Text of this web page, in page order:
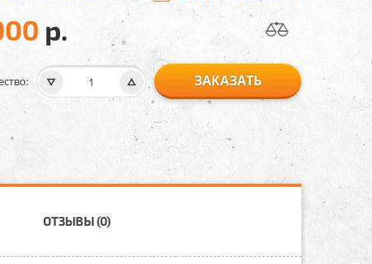
р.
ЗАКАЗАТЬ
ОТЗЫВЫ (0)